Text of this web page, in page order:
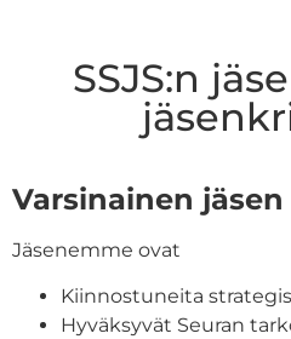
SSJS:n
Varsinainen jäsen
Jäsenemme ovat
Kiinnostuneita
Hyväksyvät Seuran